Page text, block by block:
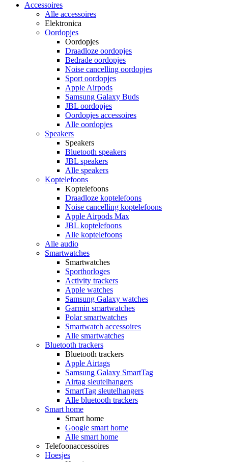
Accessoires
Alle accessoires
Elektronica
Oordopjes
Oordopjes
Draadloze oordopjes
Bedrade oordopjes
Noise cancelling oordopjes
Sport oordopjes
Apple Airpods
Samsung Galaxy Buds
JBL oordopjes
Oordopjes accessoires
Alle oordopjes
Speakers
Speakers
Bluetooth speakers
JBL speakers
Alle speakers
Koptelefoons
Koptelefoons
Draadloze koptelefoons
Noise cancelling koptelefoons
Apple Airpods Max
JBL koptelefoons
Alle koptelefoons
Alle audio
Smartwatches
Smartwatches
Sporthorloges
Activity trackers
Apple watches
Samsung Galaxy watches
Garmin smartwatches
Polar smartwatches
Smartwatch accessoires
Alle smartwatches
Bluetooth trackers
Bluetooth trackers
Apple Airtags
Samsung Galaxy SmartTag
Airtag sleutelhangers
SmartTag sleutelhangers
Alle bluetooth trackers
Smart home
Smart home
Google smart home
Alle smart home
Telefoonaccessoires
Hoesjes